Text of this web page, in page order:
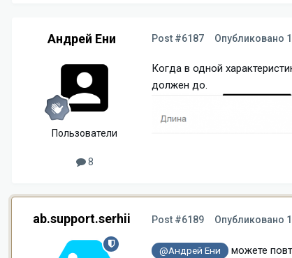
Андрей Ени
Пользователи
8
Post #6187 Опубликовано
Когда в одной
должен до.
ab.support.serhii Post #6189 Опубликовано
@Андрей Ени
можете